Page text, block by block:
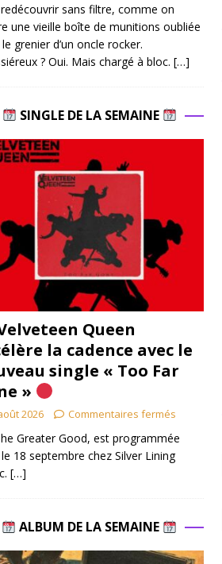
sans filtre, comme on
une vieille boîte de munitions oubliée
grenier d’un oncle rocker.
? Oui. Mais chargé à bloc. […]
SINGLE DE LA SEMAINE
Queen
la cadence avec le
single « Too Far
»
2026 Commentaires fermés
Greater Good, est programmée
18 septembre chez Silver Lining
[…]
ALBUM DE LA SEMAINE